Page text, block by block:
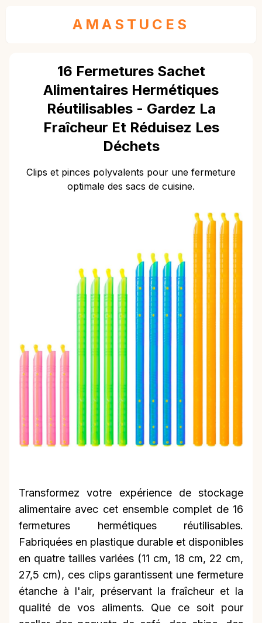
AMASTUCES
16 Fermetures Sachet
Alimentaires Hermétiques
Réutilisables - Gardez La
Fraîcheur Et Réduisez Les
Déchets
Clips et pinces polyvalents pour une fermeture
optimale des sacs de cuisine.
Transformez votre expérience de stockage
alimentaire avec cet ensemble complet de 16
fermetures hermétiques réutilisables.
Fabriquées en plastique durable et disponibles
en quatre tailles variées (11 cm, 18 cm, 22 cm,
27,5 cm), ces clips garantissent une fermeture
étanche à l'air, préservant la fraîcheur et la
qualité de vos aliments. Que ce soit pour